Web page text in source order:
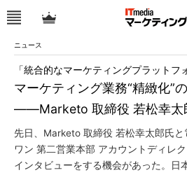
ニュース
マーケティング業務“精緻化”
――Marketo 取締役 若松幸太
「統合的なマーケティングプラットフ
先日、Marketo 取締役 若松幸太郎氏
ワン 第二営業本部 アカウントディレ
インタビューをする機会があった。日